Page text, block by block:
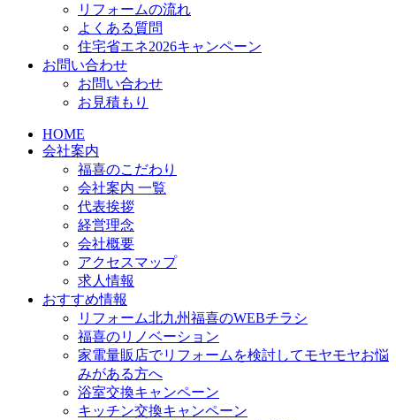
リフォームの流れ
よくある質問
住宅省エネ2026キャンペーン
お問い合わせ
お問い合わせ
お見積もり
HOME
会社案内
福喜のこだわり
会社案内 一覧
代表挨拶
経営理念
会社概要
アクセスマップ
求人情報
おすすめ情報
リフォーム北九州福喜のWEBチラシ
福喜のリノベーション
家電量販店でリフォームを検討してモヤモヤお悩
みがある方へ
浴室交換キャンペーン
キッチン交換キャンペーン